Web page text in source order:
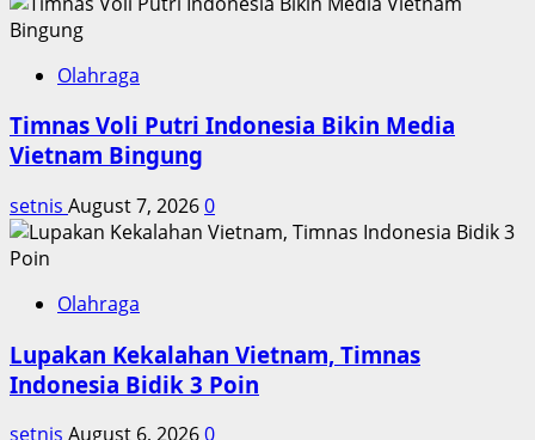
Olahraga
Timnas Voli Putri Indonesia Bikin Media
Vietnam Bingung
setnis August 7, 20260
Olahraga
Lupakan Kekalahan Vietnam, Timnas
Indonesia Bidik 3 Poin
setnis August 6, 20260